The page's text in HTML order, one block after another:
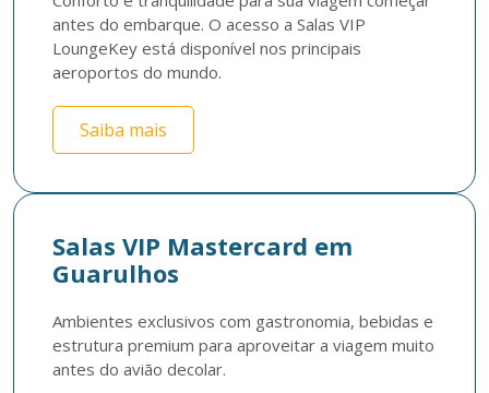
antes do embarque. O acesso a Salas VIP
LoungeKey está disponível nos principais
aeroportos do mundo.
Saiba mais
Salas VIP Mastercard em
Guarulhos
Ambientes exclusivos com gastronomia, bebidas e
estrutura premium para aproveitar a viagem muito
antes do avião decolar.